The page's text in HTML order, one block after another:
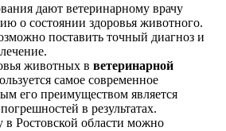
дают ветеринарному врачу
о состоянии здоровья животного.
поставить точный диагноз и
животных в ветеринарной
самое современное
его преимуществом является
в результатах.
Ростовской области можно